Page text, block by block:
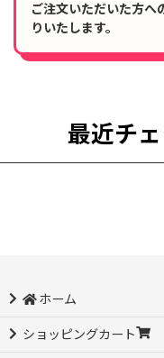
ご注文いただいた方へ
りいたします。
最近チ
ホーム
ショッピングカート